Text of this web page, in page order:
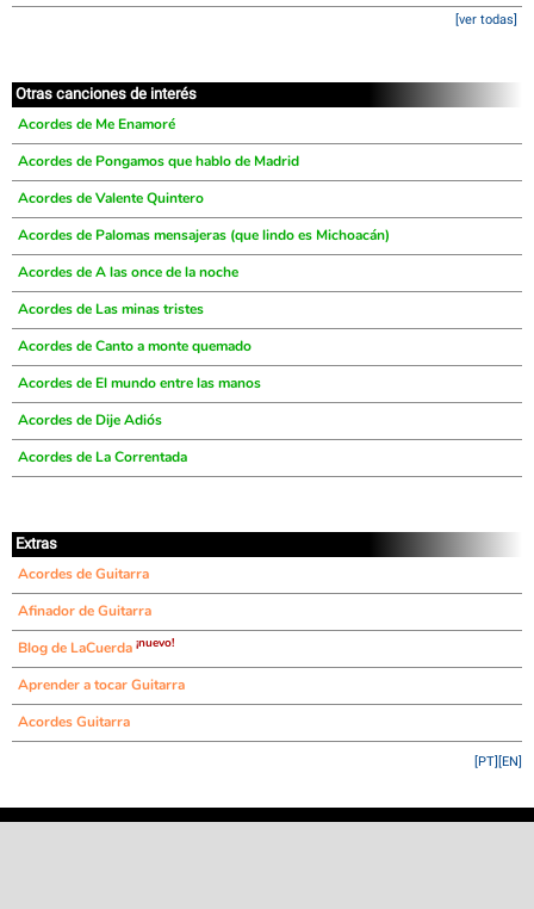
[ver todas]
Otras canciones de interés
Acordes de Me Enamoré
Acordes de Pongamos que hablo de Madrid
Acordes de Valente Quintero
Acordes de Palomas mensajeras (que lindo es Michoacán)
Acordes de A las once de la noche
Acordes de Las minas tristes
Acordes de Canto a monte quemado
Acordes de El mundo entre las manos
Acordes de Dije Adiós
Acordes de La Correntada
Extras
Acordes de Guitarra
Afinador de Guitarra
Blog de LaCuerda ¡nuevo!
Aprender a tocar Guitarra
Acordes Guitarra
[EN]
[PT]